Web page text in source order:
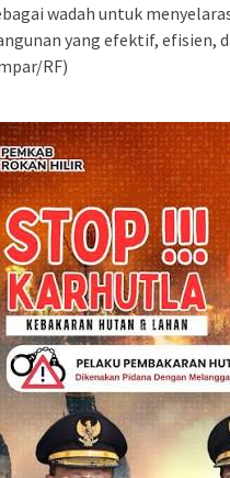
wadah untuk
yang efektif, efisien,
RF)